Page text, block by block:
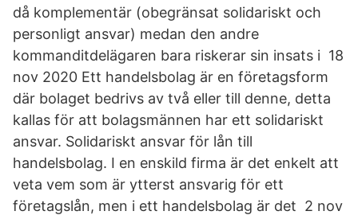
då komplementär (obegränsat solidariskt och
personligt ansvar) medan den andre
kommanditdelägaren bara riskerar sin insats i 18
nov 2020 Ett handelsbolag är en företagsform
där bolaget bedrivs av två eller till denne, detta
kallas för att bolagsmännen har ett solidariskt
ansvar. Solidariskt ansvar för lån till
handelsbolag. I en enskild firma är det enkelt att
veta vem som är ytterst ansvarig för ett
företagslån, men i ett handelsbolag är det 2 nov